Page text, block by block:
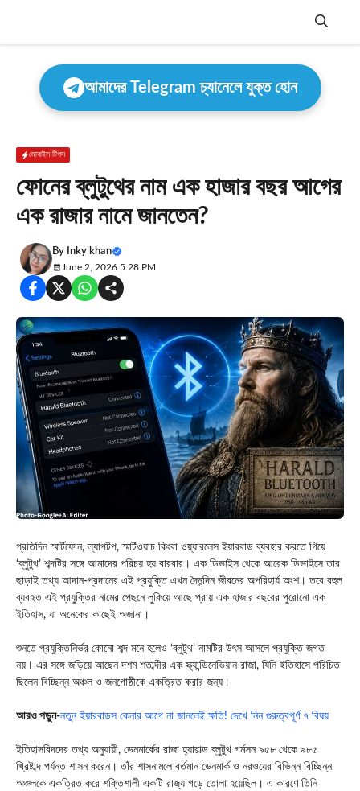
Menu
আমাদের Telegram চ্যানেলে যুক্ত হোন
মোবাইল টিপস
ফোনের ব্লুটুথের নাম এক হাজার বছর আগের
এক রাজার নামে জানতেন?
By Inky khan
June 2, 2026 5:28 PM
প্রতিদিন স্মার্টফোন, ল্যাপটপ, স্মার্টওয়াচ কিংবা ওয়্যারলেস ইয়ারবাড ব্যবহার করতে গিয়ে
‘ব্লুটুথ’ শব্দটির সঙ্গে আমাদের পরিচয় হয় বারবার। এক ডিভাইস থেকে আরেক ডিভাইসে তার
ছাড়াই তথ্য আদান-প্রদানের এই প্রযুক্তি এখন দৈনন্দিন জীবনের অপরিহার্য অংশ। তবে বহুল
ব্যবহৃত এই প্রযুক্তির নামের পেছনে লুকিয়ে আছে প্রায় এক হাজার বছরের পুরোনো এক
ইতিহাস, যা অনেকের কাছেই অজানা।
শুনতে প্রযুক্তিনির্ভর কোনো শব্দ মনে হলেও ‘ব্লুটুথ’ নামটির উৎস আসলে প্রযুক্তি জগত
নয়। এর সঙ্গে জড়িয়ে আছেন দশম শতাব্দীর এক স্ক্যান্ডিনেভিয়ান রাজা, যিনি ইতিহাসে পরিচিত
ছিলেন বিচ্ছিন্ন অঞ্চল ও জনগোষ্ঠীকে একত্রিত করার জন্য।
আরও পড়ুন-নতুন ইয়ারবাডস কেনার আগে না জানলেই ক্ষতি! দেখে নিন গুরুত্বপূর্ণ ৭ বিষয়
ইতিহাসবিদদের তথ্য অনুযায়ী, ডেনমার্কের রাজা হ্যারাল্ড ব্লুটুথ গর্মসন ৯৫৮ থেকে ৯৮৫
খ্রিষ্টাব্দ পর্যন্ত শাসন করেন। তাঁর শাসনামলে বর্তমান ডেনমার্ক ও নরওয়ের বিভিন্ন বিচ্ছিন্ন
অঞ্চলকে একত্রিত করে শক্তিশালী একটি রাজ্য গড়ে তোলা হয়েছিল। এ কারণে তিনি